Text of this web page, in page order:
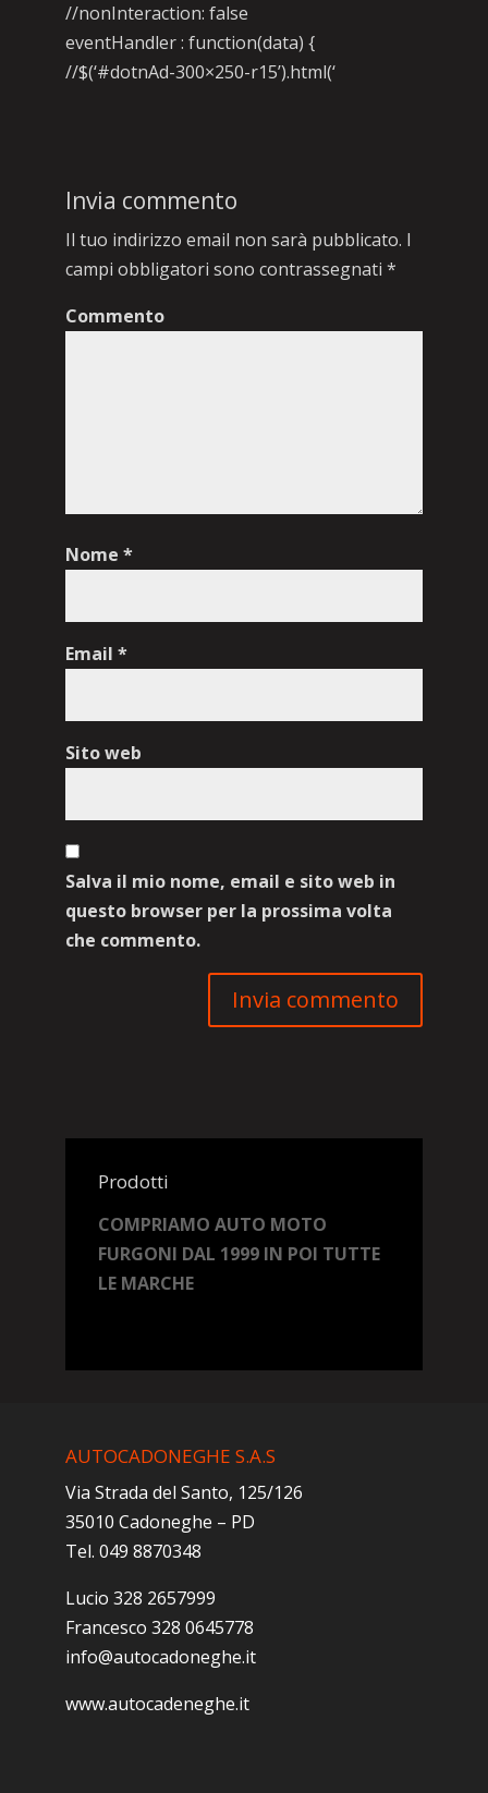
//nonInteraction: false
eventHandler : function(data) {
//$(‘#dotnAd-300×250-r15’).html(‘
Invia commento
Il tuo indirizzo email non sarà pubblicato. I
campi obbligatori sono contrassegnati *
Commento
Nome *
Email *
Sito web
Salva il mio nome, email e sito web in
questo browser per la prossima volta
che commento.
Prodotti
COMPRIAMO AUTO MOTO
FURGONI DAL 1999 IN POI TUTTE
LE MARCHE
AUTOCADONEGHE S.A.S
Via Strada del Santo, 125/126
35010 Cadoneghe – PD
Tel. 049 8870348
Lucio 328 2657999
Francesco 328 0645778
info@autocadoneghe.it
www.autocadeneghe.it